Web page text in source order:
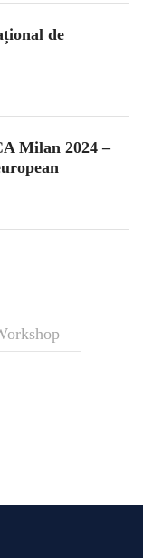
de
Milan 2024 –